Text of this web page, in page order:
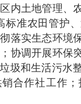
内土地管理、
准农田管护
落实生态环境
协调开展环保
垃圾和生活污水
合作社工作；